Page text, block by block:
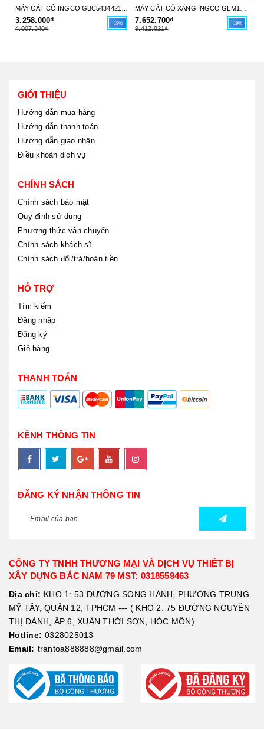
3.258.000₫
4.007.340₫
-19% 7.652.700₫
9.412.821₫
-19%
GIỚI THIỆU
Hướng dẫn mua hàng
Hướng dẫn thanh toán
Hướng dẫn giao nhận
Điều khoản dịch vụ
CHÍNH SÁCH
Chính sách bảo mật
Quy định sử dụng
Phương thức vận chuyển
Chính sách khách sĩ
Chính sách đổi/trả/hoàn tiền
HỖ TRỢ
Tìm kiếm
Đăng nhập
Đăng ký
Giỏ hàng
THANH TOÁN
KÊNH THÔNG TIN
ĐĂNG KÝ NHẬN THÔNG TIN
CÔNG TY TNHH THƯƠNG MẠI VÀ DỊCH VỤ THIẾT BỊ
XÂY DỰNG BẮC NAM 79 MST: 0318559463
Địa chỉ: KHO 1: 53 ĐƯỜNG SONG HÀNH, PHƯỜNG TRUNG
MỸ TÂY, QUẬN 12, TPHCM --- ( KHO 2: 75 ĐƯỜNG NGUYỄN
THỊ ĐÀNH, ẤP 6, XUÂN THỚI SƠN, HÓC MÔN)
Hotline: 0328025013
Email: trantoa888888@gmail.com